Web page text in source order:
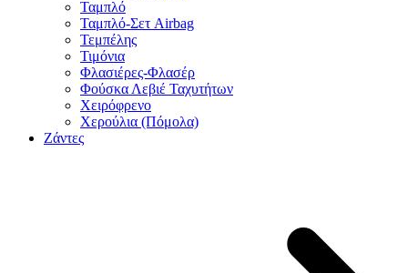
Ταμπλό
Ταμπλό-Σετ Airbag
Τεμπέλης
Τιμόνια
Φλασιέρες-Φλασέρ
Φούσκα Λεβιέ Ταχυτήτων
Χειρόφρενο
Χερούλια (Πόμολα)
Ζάντες